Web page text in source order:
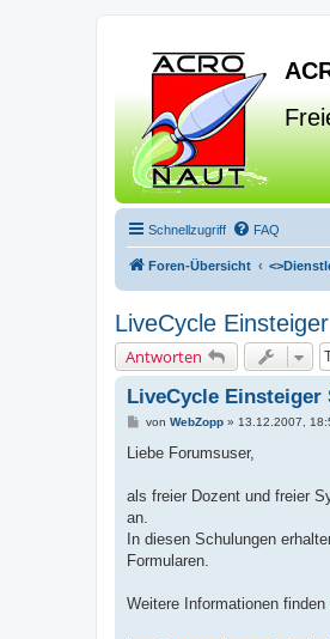
Schnellzugriff FAQ
Foren-Übersicht <>
LiveCycle
Antworten
LiveCycle Einsteiger
B
i
a
von WebZopp» 13.12.2007,
Liebe Forumsuser,
als freier Dozent und freier
an.
In diesen Schulungen
Formularen.
Weitere Informationen